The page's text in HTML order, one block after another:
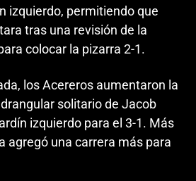
izquierdo, permitiendo que
tras una revisión de la
colocar la pizarra 2-1.
los Acereros aumentaron la
solitario de Jacob
izquierdo para el 3-1. Más
agregó una carrera más para